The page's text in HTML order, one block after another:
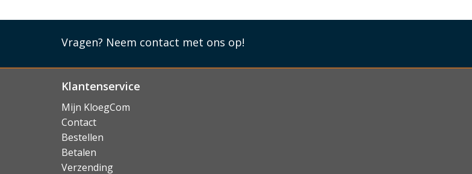
Vragen? Neem contact met ons op!
Klantenservice
Mijn KloegCom
Contact
Bestellen
Betalen
Verzending